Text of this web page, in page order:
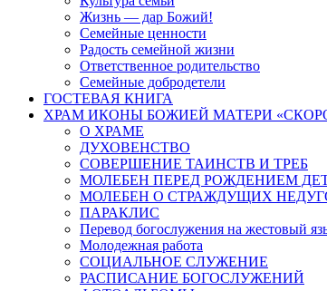
Жизнь — дар Божий!
Семейные ценности
Радость семейной жизни
Ответственное родительство
Семейные добродетели
ГОСТЕВАЯ КНИГА
ХРАМ ИКОНЫ БОЖИЕЙ МАТЕРИ
О ХРАМЕ
ДУХОВЕНСТВО
СОВЕРШЕНИЕ ТАИНСТВ И ТРЕБ
МОЛЕБЕН ПЕРЕД РОЖДЕНИЕМ
МОЛЕБЕН О СТРАЖДУЩИХ
ПАРАКЛИС
Перевод богослужения на жестовый
Молодежная работа
СОЦИАЛЬНОЕ СЛУЖЕНИЕ
РАСПИСАНИЕ БОГОСЛУЖЕНИЙ